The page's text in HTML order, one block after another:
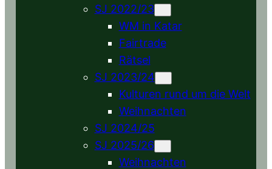
SJ 2022/23
WM in Katar
Fairtrade
Rätsel
SJ 2023/24
Kulturen rund um die Welt
Weihnachten
SJ 2024/25
SJ 2025/26
Weihnachten